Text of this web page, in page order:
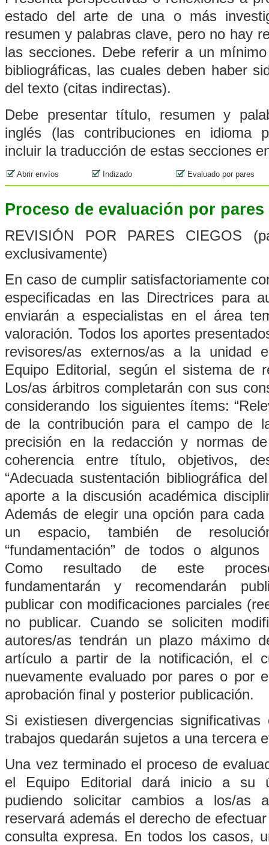
estado del arte de una o más
resumen y palabras clave, pero no hay
las secciones. Debe referir a un
bibliográficas, las cuales deben haber
del texto (citas indirectas).
Debe presentar título, resumen y
inglés (las contribuciones en idioma
incluir la traducción de estas secciones
Abrir envíos Indizado Evaluado por pares
Proceso de evaluación por pares
REVISIÓN POR PARES CIEGOS
exclusivamente)
En caso de cumplir satisfactoriamente
especificadas en las Directrices para
enviarán a especialistas en el área
valoración. Todos los aportes
revisores/as externos/as a la unidad
Equipo Editorial, según el sistema de
Los/as árbitros completarán con sus
considerando los siguientes ítems:
de la contribución para el campo de
precisión en la redacción y normas de
coherencia entre título, objetivos,
“Adecuada sustentación bibliográfica
aporte a la discusión académica
Además de elegir una opción para
un espacio, también de
“fundamentación” de todos o
Como resultado de este
fundamentarán y recomendarán
publicar con modificaciones parciales
no publicar. Cuando se soliciten
autores/as tendrán un plazo máximo
artículo a partir de la notificación, el
nuevamente evaluado por pares o por
aprobación final y posterior publicación.
Si existiesen divergencias
trabajos quedarán sujetos a una tercera
Una vez terminado el proceso de
el Equipo Editorial dará inicio a su
pudiendo solicitar cambios a los/as
reservará además el derecho de
consulta expresa. En todos los casos,